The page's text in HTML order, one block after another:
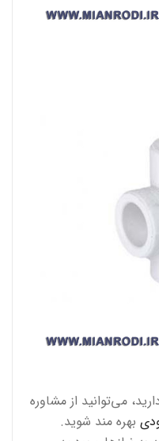
می‌توانید از مشاوره
بهره مند شوید.